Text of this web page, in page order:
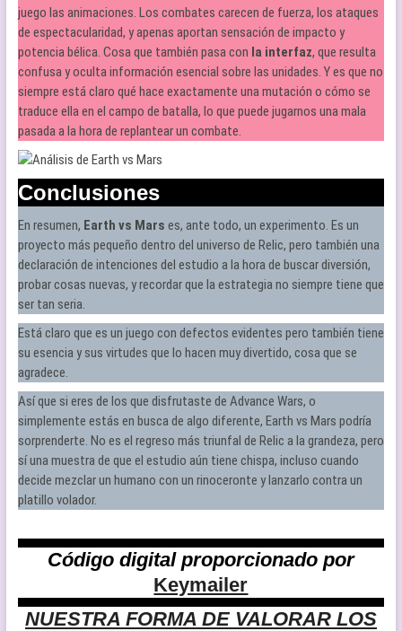
juego las animaciones. Los combates carecen de fuerza, los ataques
de espectacularidad, y apenas aportan sensación de impacto y
potencia bélica. Cosa que también pasa con la interfaz, que resulta
confusa y oculta información esencial sobre las unidades. Y es que no
siempre está claro qué hace exactamente una mutación o cómo se
traduce ella en el campo de batalla, lo que puede jugarnos una mala
pasada a la hora de replantear un combate.
Conclusiones
En resumen, Earth vs Mars es, ante todo, un experimento. Es un
proyecto más pequeño dentro del universo de Relic, pero también una
declaración de intenciones del estudio a la hora de buscar diversión,
probar cosas nuevas, y recordar que la estrategia no siempre tiene que
ser tan seria.
Está claro que es un juego con defectos evidentes pero también tiene
su esencia y sus virtudes que lo hacen muy divertido, cosa que se
agradece.
Así que si eres de los que disfrutaste de Advance Wars, o
simplemente estás en busca de algo diferente, Earth vs Mars podría
sorprenderte. No es el regreso más triunfal de Relic a la grandeza, pero
sí una muestra de que el estudio aún tiene chispa, incluso cuando
decide mezclar un humano con un rinoceronte y lanzarlo contra un
platillo volador.
Código digital proporcionado por
Keymailer
NUESTRA FORMA DE VALORAR LOS